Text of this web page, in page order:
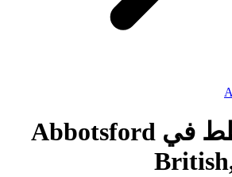
مقاهي القطط في Abbotsford